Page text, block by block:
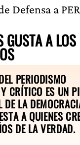
Defensa a
GUSTA A LOS
PERIODISMO
CRÍTICO ES UN
DE LA
A QUIENES
DE LA VERDAD.